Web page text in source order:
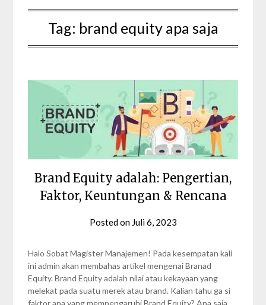
Tag: brand equity apa saja
Brand Equity adalah: Pengertian,
Faktor, Keuntungan & Rencana
Posted on Juli 6, 2023
Zalfa
Halo Sobat Magister Manajemen! Pada kesempatan kali
ini admin akan membahas artikel mengenai Branad
Equity. Brand Equity adalah nilai atau kekayaan yang
melekat pada suatu merek atau brand. Kalian tahu ga si
faktor apa yang mempengaruhi Brand Equity? Apa saja